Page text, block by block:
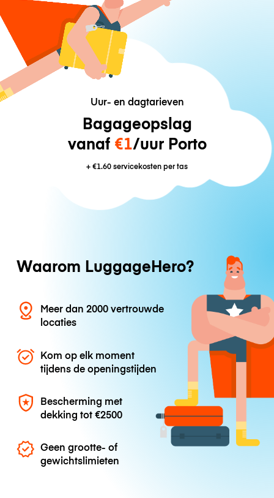
Uur- en dagtarieven
Bagageopslag
vanaf €1/uur Porto
+€1.60servicekosten per tas
Waarom LuggageHero?
Meer dan 2000 vertrouwde
locaties
Kom op elk moment
tijdens de openingstijden
Bescherming met
dekking tot€2500
Geen grootte- of
gewichtslimieten